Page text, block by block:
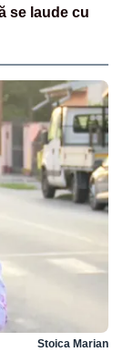
se laude cu
Stoica Marian